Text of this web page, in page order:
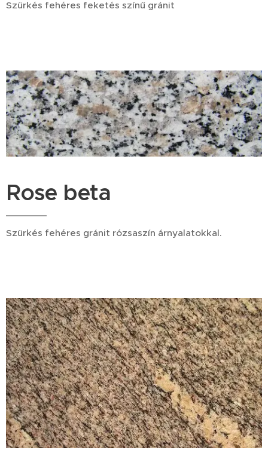
Szürkés fehéres feketés színű gránit
Rose beta
Szürkés fehéres gránit rózsaszín árnyalatokkal.